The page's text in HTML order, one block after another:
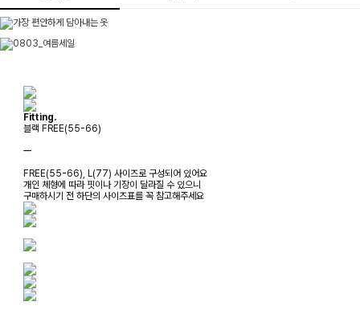
Fitting.
블랙 FREE(55-66)
ㅡ
FREE(55-66), L(77) 사이즈로 구성되어 있어요
개인 체형에 따라 핏이나 기장이 달라질 수 있으니
구매하시기 전 하단의 사이즈표를 꼭 참고해주세요